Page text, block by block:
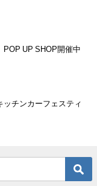
UP SHOP開催中
ッチンカーフェスティ